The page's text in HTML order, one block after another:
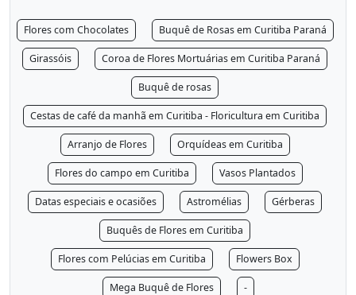
Flores com Chocolates Buquê de Rosas em Curitiba Paraná
Girassóis Coroa de Flores Mortuárias em Curitiba Paraná
Buquê de rosas
Cestas de café da manhã em Curitiba - Floricultura em Curitiba
Arranjo de Flores Orquídeas em Curitiba
Flores do campo em Curitiba Vasos Plantados
Datas especiais e ocasiões Astromélias Gérberas
Buquês de Flores em Curitiba
Flores com Pelúcias em Curitiba Flowers Box
Mega Buquê de Flores -